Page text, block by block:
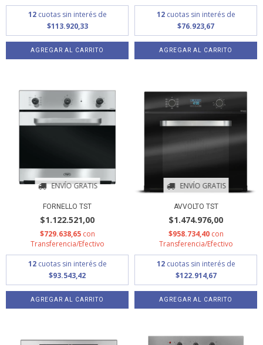
12 cuotas sin interés de
$113.920,33
12 cuotas sin interés de
$76.923,67
ENVÍO GRATIS
FORNELLO TST
$1.122.521,00
$729.638,65 con
Transferencia/Efectivo
12 cuotas sin interés de
$93.543,42
ENVÍO GRATIS
AVVOLTO TST
$1.474.976,00
$958.734,40 con
Transferencia/Efectivo
12 cuotas sin interés de
$122.914,67